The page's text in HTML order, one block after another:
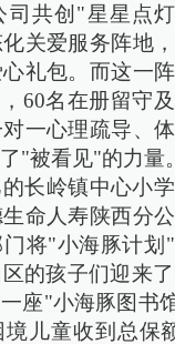
司共创"星星点
关爱服务阵地
礼包。而这一
60名在册留守
一心理疏导、
"被看见"的力量。
长岭镇中心小
命人寿陕西分
将"小海豚计划
的孩子们迎来
座"小海豚图书
儿童收到总保